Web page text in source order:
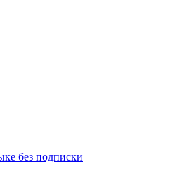
без подписки